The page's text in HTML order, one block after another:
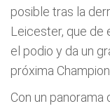
posible tras la
Leicester, que de
el podio y da un
próxima
Con un